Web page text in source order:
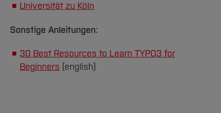
Universität zu Köln
Sonstige Anleitungen:
30 Best Resources to Learn TYPO3 for
Beginners (english)